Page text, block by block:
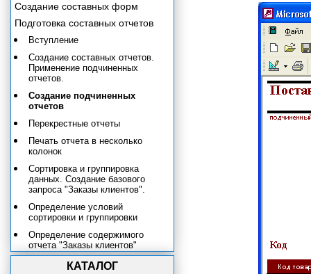
Создание составных форм
Подготовка составных отчетов
Вступление
Создание составных отчетов.
Применение подчиненных
отчетов.
Создание подчиненных
отчетов
Перекрестные отчеты
Печать отчета в несколько
колонок
Сортировка и группировка
данных. Создание базового
запроса "Заказы клиентов".
Определение условий
сортировки и группировки
Определение содержимого
отчета "Заказы клиентов"
Настройка печати групп отчета
КАТАЛОГ